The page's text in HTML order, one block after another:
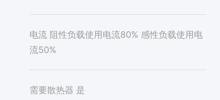
电流 阻性负载使用电流80% 感性负载使用电
流50%
需要散热器 是